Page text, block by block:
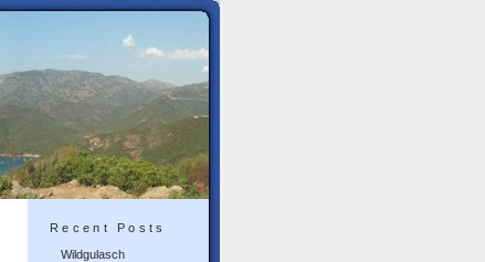
Recent Posts
Wildgulasch